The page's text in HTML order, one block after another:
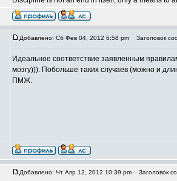
Добавлено: Сб Фев 04, 2012 6:58 pm Заголовок
Идеальное соответствие заявленным
мозгу))). Побольше таких случаев (можно и
ПМЖ.
Добавлено: Чт Апр 12, 2012 10:39 pm Заголовок